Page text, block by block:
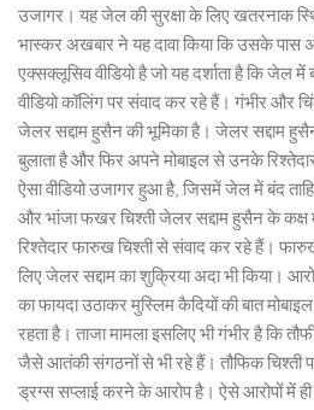
उजागर। यह जेल की सुरक्षा के लिए खतरनाक
भास्कर अखबार ने यह दावा किया कि उसके
एक्सक्लूसिव वीडियो है जो यह दर्शाता है कि जेल
वीडियो कॉलिंग पर संवाद कर रहे हैं। गंभीर और
जेलर सद्दाम हुसैन की भूमिका है। जेलर सद्दाम
बुलाता है और फिर अपने मोबाइल से उनके
ऐसा वीडियो उजागर हुआ है, जिसमें जेल में बंद
और भांजा फखर चिश्ती जेलर सद्दाम हुसैन के
रिश्तेदार फारुख चिश्ती से संवाद कर रहे हैं।
लिए जेलर सद्दाम का शुक्रिया अदा भी किया।
का फायदा उठाकर मुस्लिम कैदियों की बात
रहता है। ताजा मामला इसलिए भी गंभीर है कि
जैसे आतंकी संगठनों से भी रहे हैं। तौफिक चिश्ती
ड्रग्स सप्लाई करने के आरोप है। ऐसे आरोपों में